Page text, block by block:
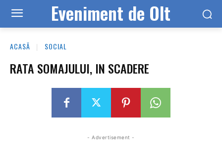
Eveniment de Olt
ACASĂ SOCIAL
RATA SOMAJULUI, IN SCADERE
- Advertisement -